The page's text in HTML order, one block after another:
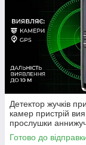
Детектор жучків
камер пристрій
прослушки
антишпіон WiFi
Готово до